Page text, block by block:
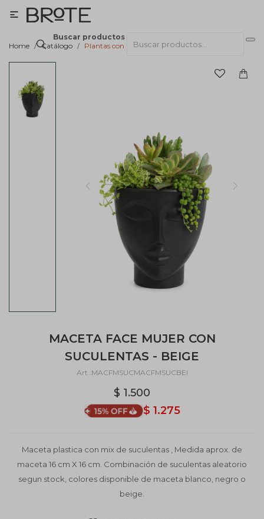
Buscar productos

Home Catálogo Plantas con macetas
MACETA FACE MUJER CON
SUCULENTAS - BEIGE
MACFMSUCMACFMSUCBEI
$ 1.500
$ 1.275
Maceta plastica con mix de suculentas , Medida aprox. de
maceta 16 cm X 16 cm. Combinación de suculentas aleatorio
segun stock, colores disponible de maceta blanco, negro o
beige.